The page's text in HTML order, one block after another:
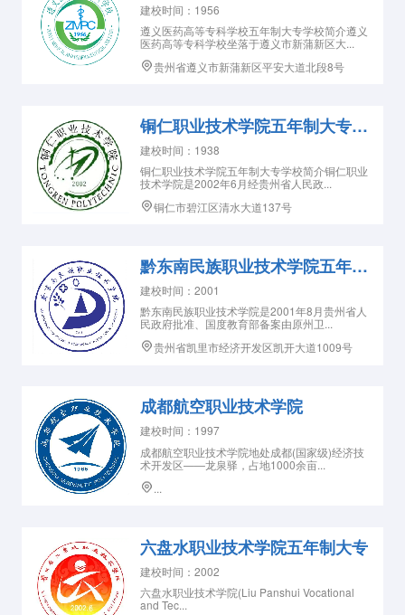
建校时间：1956
遵义医药高等专科学校五年制大专学校简介遵义
医药高等专科学校坐落于遵义市新蒲新区大...
贵州省遵义市新蒲新区平安大道北段8号
铜仁职业技术学院五年制大专学校
建校时间：1938
铜仁职业技术学院五年制大专学校简介铜仁职业
技术学院是2002年6月经贵州省人民政...
铜仁市碧江区清水大道137号
黔东南民族职业技术学院五年制大专
建校时间：2001
黔东南民族职业技术学院是2001年8月贵州省人
民政府批准、国度教育部备案由原州卫...
贵州省凯里市经济开发区凯开大道1009号
成都航空职业技术学院
建校时间：1997
成都航空职业技术学院地处成都(国家级)经济技
术开发区——龙泉驿，占地1000余亩...
...
六盘水职业技术学院五年制大专
建校时间：2002
六盘水职业技术学院(Liu Panshui Vocational
and Tec...